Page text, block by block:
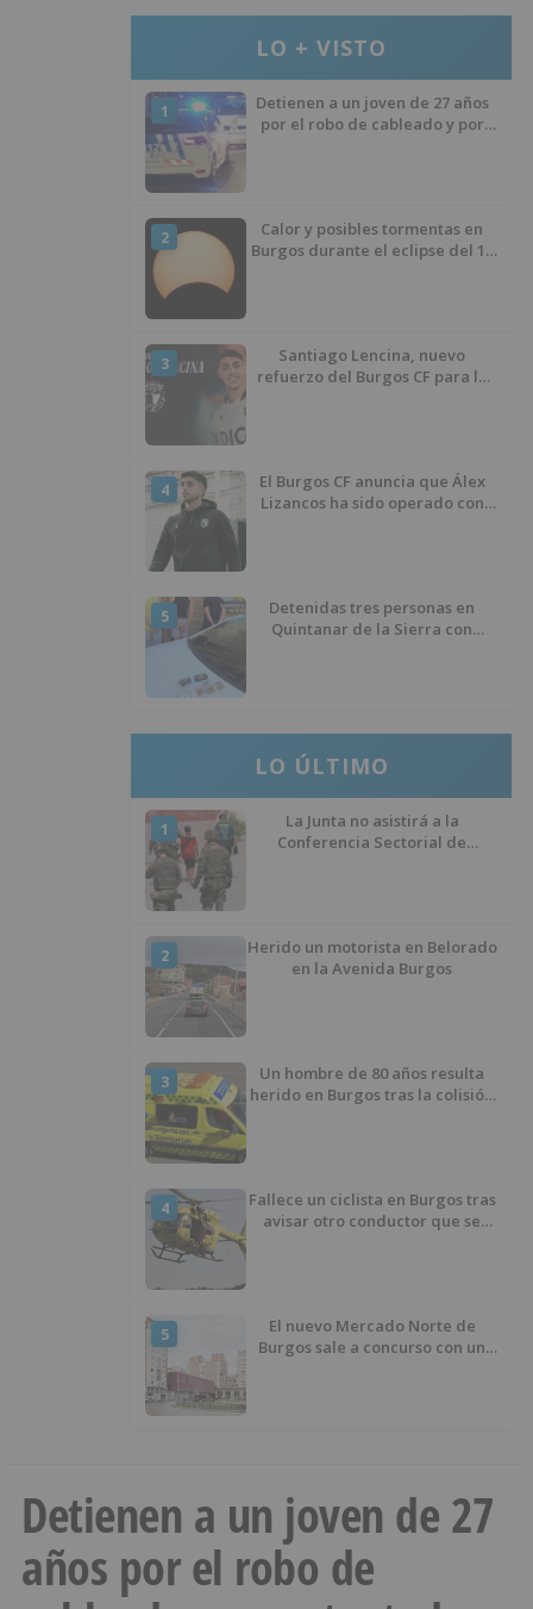
LO + VISTO
1
Detienen a un joven de 27 años
por el robo de cableado y por
2
Calor y posibles tormentas en
Burgos durante el eclipse del 12
3
Santiago Lencina, nuevo
refuerzo del Burgos CF para la
4
El Burgos CF anuncia que Álex
Lizancos ha sido operado con
5
Detenidas tres personas en
Quintanar de la Sierra con
LO ÚLTIMO
1
La Junta no asistirá a la
Conferencia Sectorial de
2
Herido un motorista en Belorado
en la Avenida Burgos
3
Un hombre de 80 años resulta
herido en Burgos tras la colisión
4
Fallece un ciclista en Burgos tras
avisar otro conductor que se
5
El nuevo Mercado Norte de
Burgos sale a concurso con un
Detienen a un joven de 27
años por el robo de